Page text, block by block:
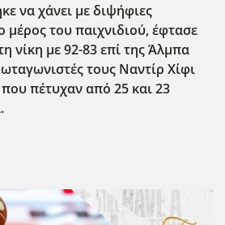
να χάνει με διψήφιες
του παιχνιδιού, έφτασε
νίκη με 92-83 επί της Άλμπα
τους Ναντίρ Χίφι
πέτυχαν από 25 και 23